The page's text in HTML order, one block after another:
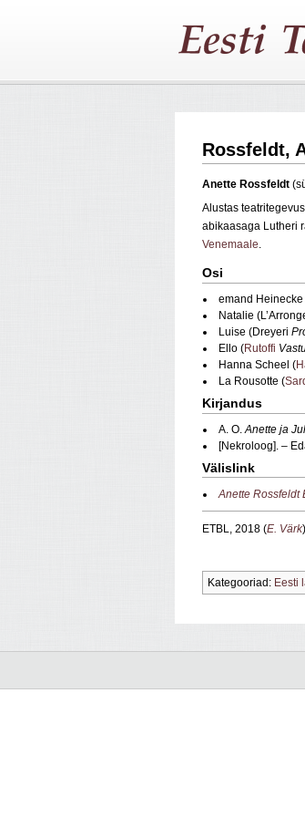
Rossfeldt,
Anette Rossfeldt
Alustas
abikaasaga Lutheri
Venemaale.
Osi
emand Heinecke
Natalie
Luise (Dreyeri
Ello (Rutoffi
Hanna Scheel (
La Rousotte (
Kirjandus
A. O.Anette ja
[Nekroloog]. –
Välislink
Anette Rossfeldt
ETBL, 2018 (E. Värk)
Kategooriad: Eesti